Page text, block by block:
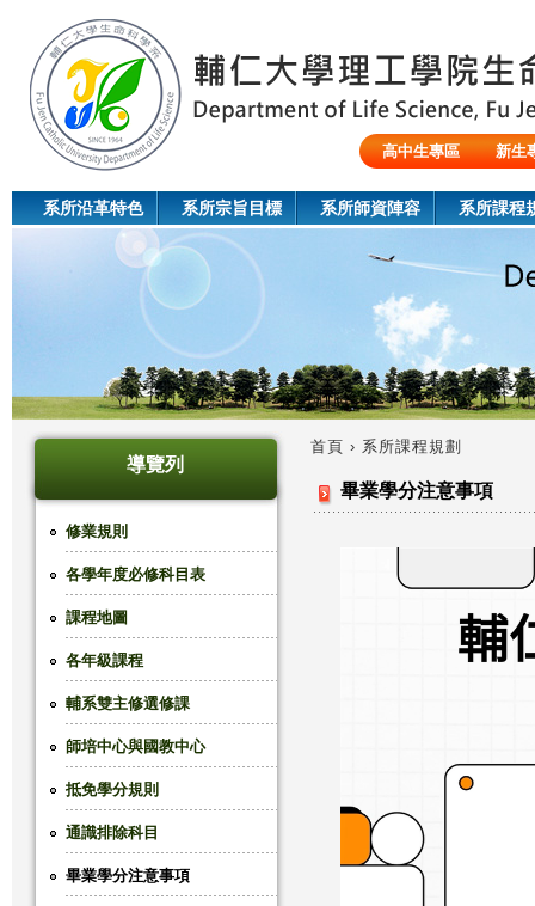
高中生專區
新生
系所沿革特色 系所宗旨目標 系所師資陣容 系所課程
導覽列
修業規則
各學年度必修科目表
課程地圖
各年級課程
輔系雙主修選修課
師培中心與國教中心
抵免學分規則
通識排除科目
畢業學分注意事項
您
首頁 › 系所課程規劃
畢業學分注意事項